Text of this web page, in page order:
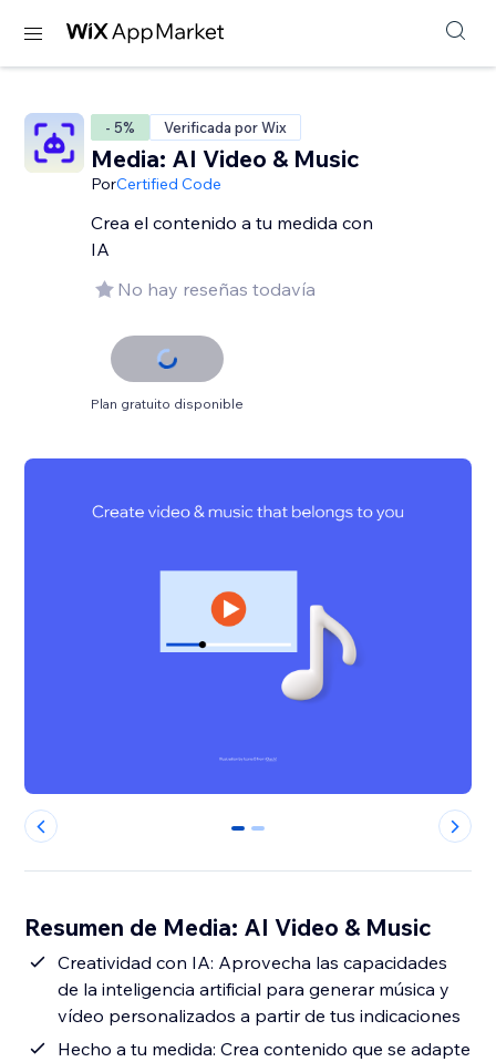
- 5% Verificada por Wix
Media: AI Video & Music
PorCertified Code
Crea el contenido a tu medida con
IA
No hay reseñas todavía
Plan gratuito disponible
0 1
Resumen de Media: AI Video & Music
Creatividad con IA: Aprovecha las capacidades
de la inteligencia artificial para generar música y
vídeo personalizados a partir de tus indicaciones
Hecho a tu medida: Crea contenido que se adapte